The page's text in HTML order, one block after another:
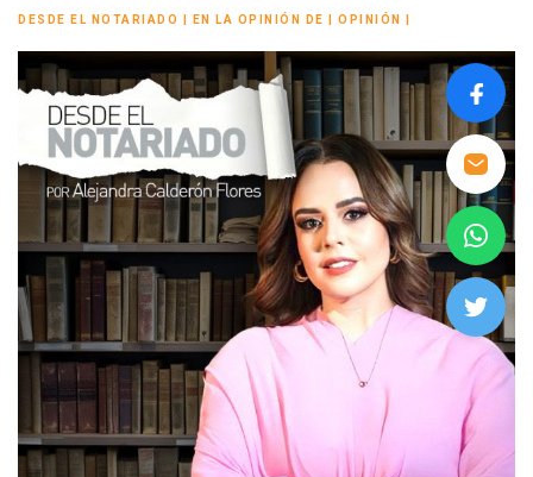
DESDE EL NOTARIADO EN LA OPINIÓN DE OPINIÓN